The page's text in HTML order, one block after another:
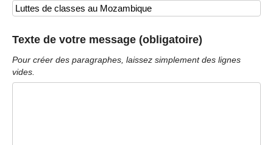
Texte de votre message (obligatoire)
Pour créer des paragraphes, laissez simplement des lignes
vides.